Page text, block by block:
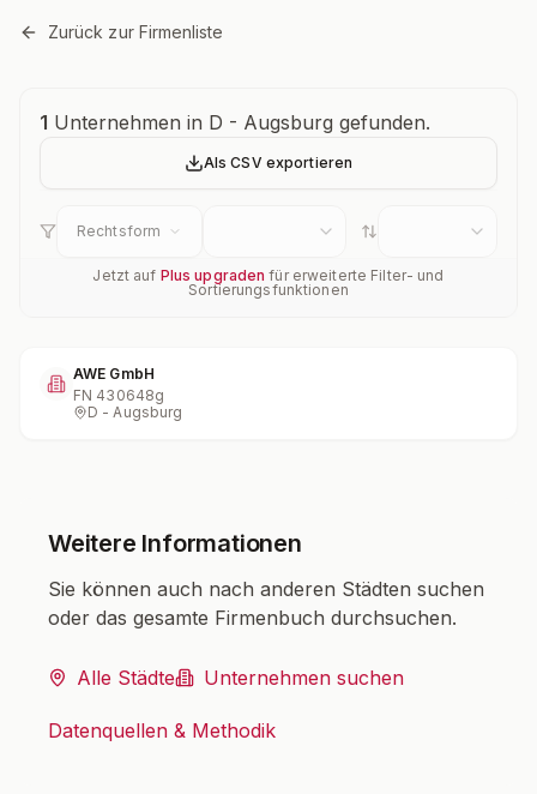
Zurück zur Firmenliste
Unternehmensübersicht
1 Unternehmen in D - Augsburg gefunden.
Als CSV exportieren
Rechtsform
Jetzt auf Plus upgraden für erweiterte Filter- und
Sortierungsfunktionen
AWE GmbH
FN 430648g
D - Augsburg
Weitere Informationen
Sie können auch nach anderen Städten suchen
oder das gesamte Firmenbuch durchsuchen.
Alle Städte Unternehmen suchen
Datenquellen & Methodik